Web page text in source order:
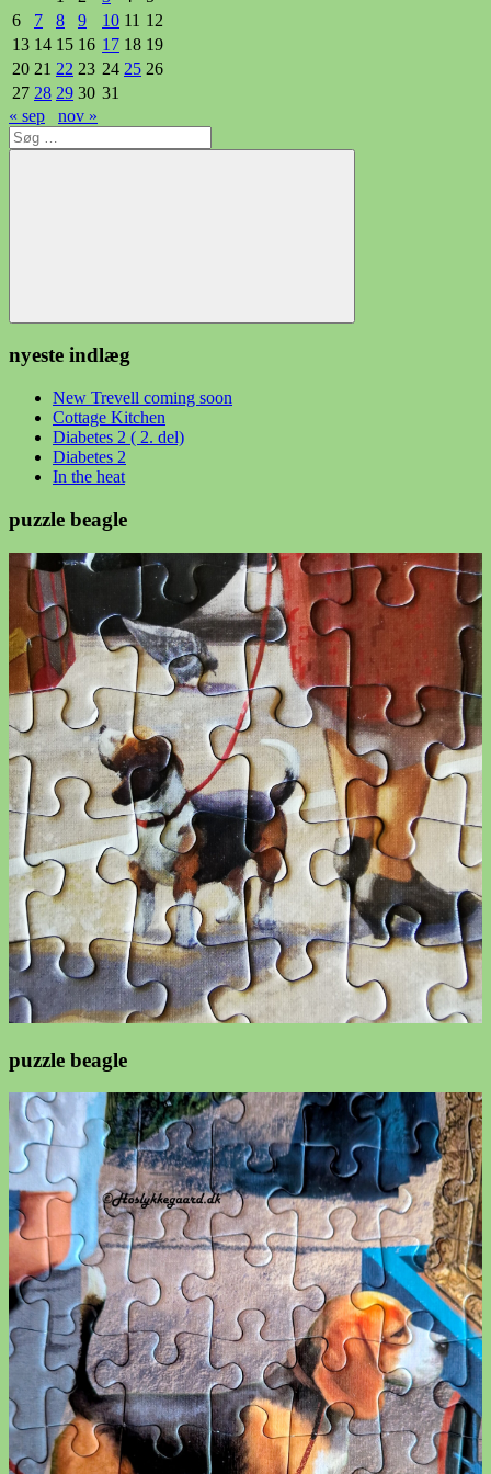
6
7 8 9 10 11 12
13 14 15 16 17 18 19
20 21 22 23 24 25 26
27 28 29 30 31
« sep
nov »
Søg
efter:
Søg
nyeste indlæg
New Trevell coming soon
Cottage Kitchen
Diabetes 2 ( 2. del)
Diabetes 2
In the heat
puzzle beagle
puzzle beagle